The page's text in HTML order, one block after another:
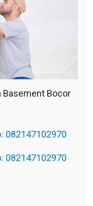
Basement Bocor
082147102970
082147102970